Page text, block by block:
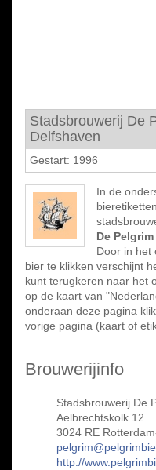
Stadsbrouwerij De
Delfshaven
Gestart: 1996
In de
De
Door in het
bier te klikken verschijnt
kunt terugkeren naar het
op de kaart van
onderaan deze pagina
vorige pagina (kaart of
Brouwerijinfo
Stadsbrouwerij De
Aelbrechtskolk 12
3024 RE
http://